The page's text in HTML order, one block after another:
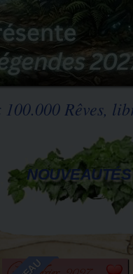
Rêves,
NOUVEAUTÉS